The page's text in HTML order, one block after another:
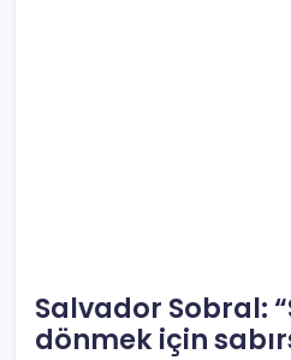
Salvador Sobral:
dönmek için